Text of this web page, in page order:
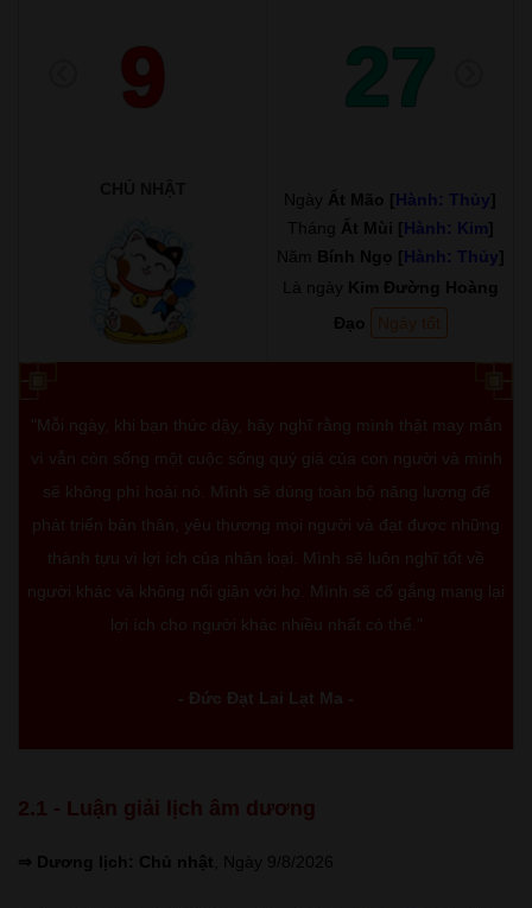
9 27
Ngày Ất Mão [Hành: Thủy]
Tháng Ất Mùi [Hành: Kim]
Năm Bính Ngọ [Hành: Thủy]
Là ngày Kim Đường Hoàng
Đạo
Ngày tốt
"Mỗi ngày, khi bạn thức dậy, hãy nghĩ rằng mình thật may mắn
vì vẫn còn sống một cuộc sống quý giá của con người và mình
sẽ không phí hoài nó. Mình sẽ dùng toàn bộ năng lượng để
phát triển bản thân, yêu thương mọi người và đạt được những
thành tựu vì lợi ích của nhân loại. Mình sẽ luôn nghĩ tốt về
người khác và không nổi giận với họ. Mình sẽ cố gắng mang lại
lợi ích cho người khác nhiều nhất có thể."
- Đức Đạt Lai Lạt Ma -
2.1 - Luận giải lịch âm dương
⇒ Dương lịch: Chủ nhật , Ngày 9/8/2026